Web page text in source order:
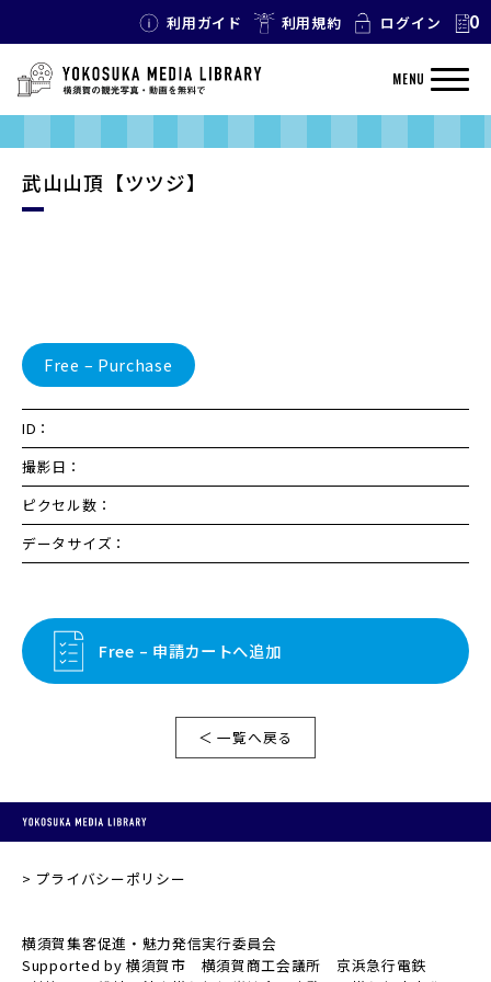
利用ガイド 利用規約 ログイン 0
MENU
武山山頂【ツツジ】
Free – Purchase
ID：
撮影日：
ピクセル数：
データサイズ：
Free – 申請カートへ追加
＜ 一覧へ戻る
プライバシーポリシー
横須賀集客促進・魅力発信実行委員会
Supported by 横須賀市 横須賀商工会議所 京浜急行電鉄